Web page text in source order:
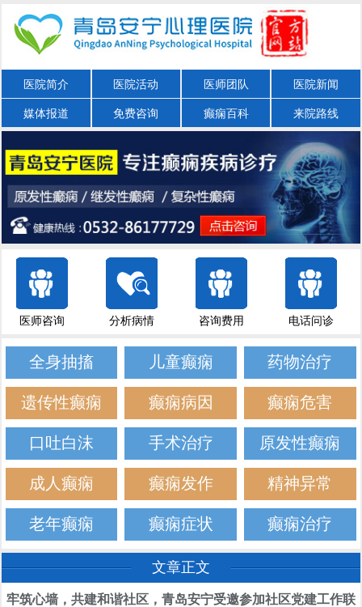
医院简介 医院活动 医师团队 医院新闻
媒体报道 免费咨询 癫痫百科 来院路线
医师咨询 分析病情 咨询费用 电话问诊
全身抽搐 儿童癫痫 药物治疗
遗传性癫痫 癫痫病因 癫痫危害
口吐白沫 手术治疗 原发性癫痫
成人癫痫 癫痫发作 精神异常
老年癫痫 癫痫症状 癫痫治疗
文章正文
牢筑心墙，共建和谐社区，青岛安宁受邀参加社区党建工作联